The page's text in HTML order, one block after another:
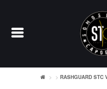
RASHGUARD STC